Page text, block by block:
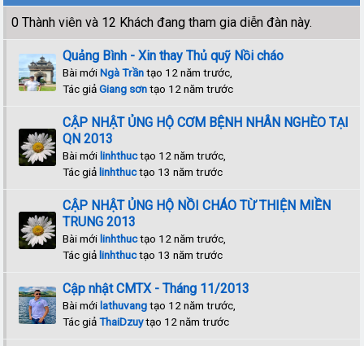
0 Thành viên và 12 Khách đang tham gia diễn đàn này.
Quảng Bình - Xin thay Thủ quỹ Nồi cháo
Bài mớiNgà Trầntạo 12 năm trước,
Tác giảGiang sơntạo 12 năm trước
CẬP NHẬT ỦNG HỘ CƠM BỆNH NHÂN NGHÈO TẠI
QN 2013
Bài mới linhthuctạo 12 năm trước,
Tác giả linhthuctạo 13 năm trước
CẬP NHẬT ỦNG HỘ NỒI CHÁO TỪ THIỆN MIỀN
TRUNG 2013
Bài mới linhthuctạo 12 năm trước,
Tác giả linhthuctạo 13 năm trước
Cập nhật CMTX - Tháng 11/2013
Bài mới lathuvangtạo 12 năm trước,
Tác giảThaiDzuytạo 12 năm trước